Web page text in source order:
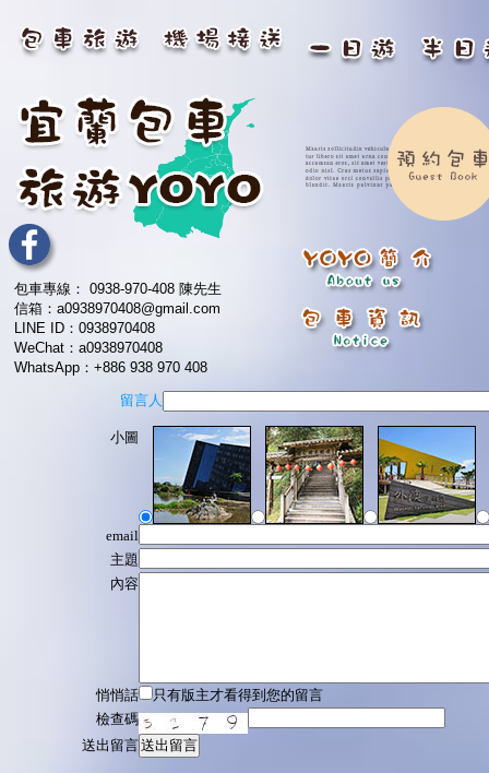
包車專線： 0938-970-408 陳先生
信箱：a0938970408@gmail.com
LINE ID：0938970408
WeChat：a0938970408
WhatsApp：+886 938 970 408
留言人
小圖
email
主題
內容
悄悄話
只有版主才看得到您的留言
檢查碼
送出留言送出留言